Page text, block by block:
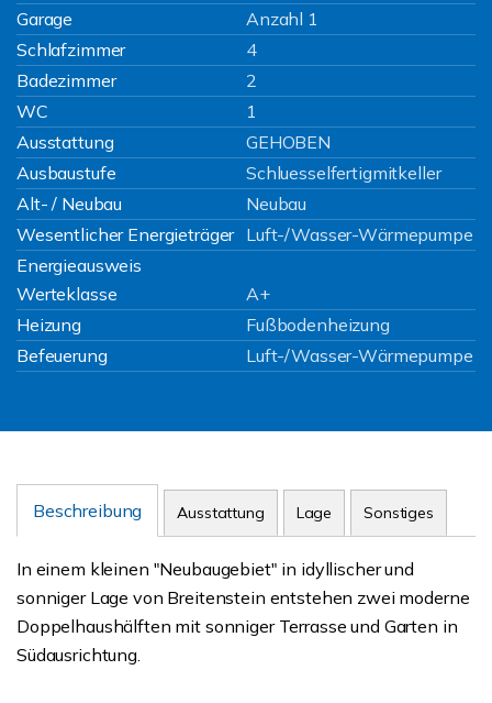
Garage
Anzahl 1
Schlafzimmer
4
Badezimmer
2
WC
1
Ausstattung
GEHOBEN
Ausbaustufe
Schluesselfertigmitkeller
Alt- / Neubau
Neubau
Wesentlicher Energieträger Luft-/Wasser-Wärmepumpe
Energieausweis
Werteklasse
A+
Heizung
Fußbodenheizung
Befeuerung
Luft-/Wasser-Wärmepumpe
Beschreibung Ausstattung Lage Sonstiges
In einem kleinen "Neubaugebiet" in idyllischer und
sonniger Lage von Breitenstein entstehen zwei moderne
Doppelhaushälften mit sonniger Terrasse und Garten in
Südausrichtung.